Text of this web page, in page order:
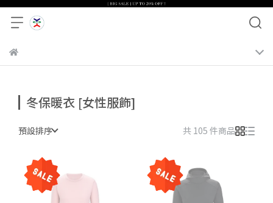
冬保暖衣 [女性服飾]
預設排序 共 105 件商品